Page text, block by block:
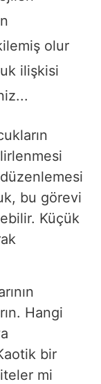
olur
ilişkisi
bu görevi
Küçük
Hangi
bir
mi